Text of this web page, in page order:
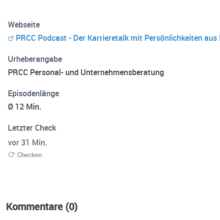
Webseite
PRCC Podcast - Der Karrieretalk mit Persönlichkeiten
Urheberangabe
PRCC Personal- und Unternehmensberatung
Episodenlänge
Ø 12 Min.
Letzter Check
vor 31 Min.
Checken
Kommentare (0)